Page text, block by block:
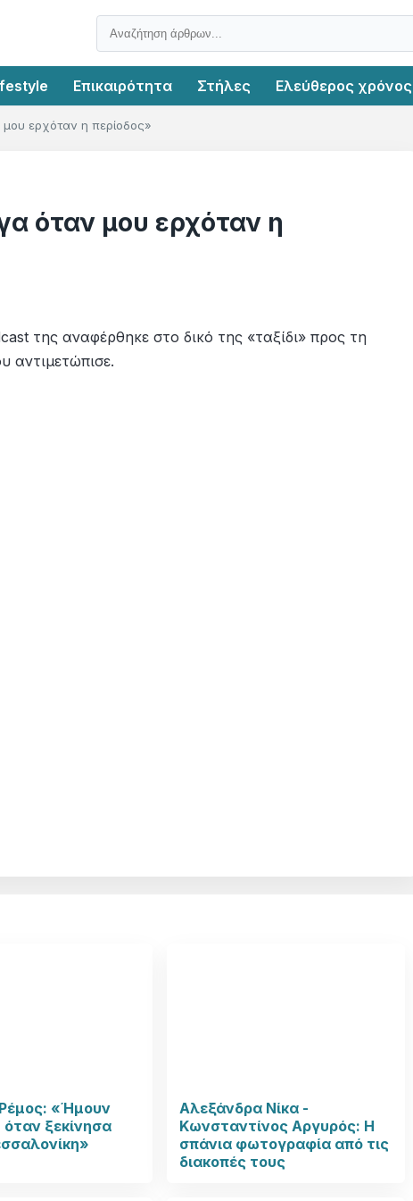
Επικαιρότητα Στήλες Ελεύθερος χρόνος
ερχόταν η περίοδος»
όταν μου ερχόταν η
της αναφέρθηκε στο δικό της «ταξίδι» προς τη
αντιμετώπισε.
«Ήμουν
όταν ξεκίνησα
Αλεξάνδρα Νίκα -
Κωνσταντίνος Αργυρός: Η
σπάνια φωτογραφία από τις
διακοπές τους